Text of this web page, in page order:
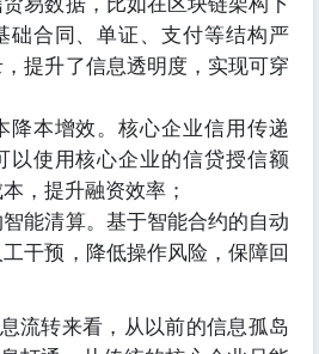
础合同、单证、支付等结构严
提升了信息透明度，实现可穿
降本增效。核心企业信用传递
以使用核心企业的信贷授信额
，提升融资效率；
能清算。基于智能合约的自动
干预，降低操作风险，保障回
流转来看，从以前的信息孤岛